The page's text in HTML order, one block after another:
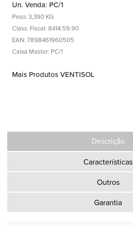
Un. Venda: PC/1
Peso: 3,390 KG
Class. Fiscal: 8414.59.90
EAN: 7898461960505
Caixa Master: PC/1
Mais Produtos VENTISOL
Descrição
Características
Outros
Garantia